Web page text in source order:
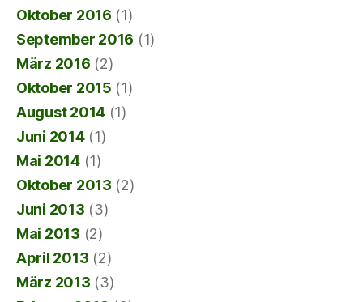
Oktober 2016 (1)
September 2016 (1)
März 2016 (2)
Oktober 2015 (1)
August 2014 (1)
Juni 2014(1)
Mai 2014(1)
Oktober 2013 (2)
Juni 2013 (3)
Mai 2013 (2)
April 2013 (2)
März 2013 (3)